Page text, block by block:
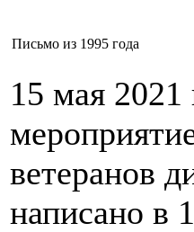
Письмо из 1995 года
15 мая 2021
ветеранов
написано в